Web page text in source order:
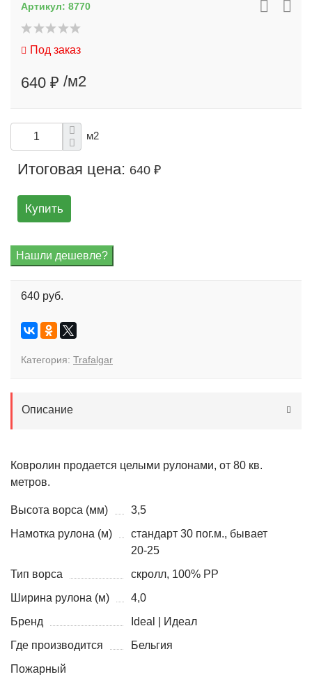
Артикул: 8770
Под заказ
640 ₽ /м2
м2
Итоговая цена: 640 ₽
Купить
640 руб.
Категория: Trafalgar
Описание
Ковролин продается целыми рулонами, от 80 кв.
метров.
Высота ворса (мм)
3,5
Намотка рулона (м)
стандарт 30 пог.м., бывает
20-25
Тип ворса
скролл, 100% PP
Ширина рулона (м)
4,0
Бренд
Ideal | Идеал
Где производится
Бельгия
Пожарный